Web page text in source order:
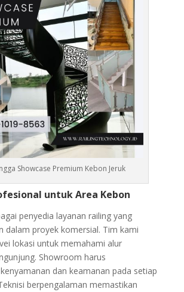
Showcase Premium Kebon Jeruk
untuk Area Kebon
penyedia layanan railing yang
dalam proyek komersial. Tim kami
lokasi untuk memahami alur
Showroom harus
dan keamanan pada setiap
berpengalaman memastikan